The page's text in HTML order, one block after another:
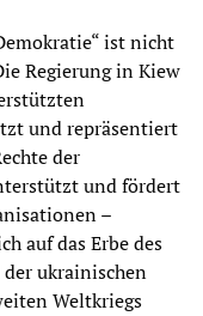
ist nicht
Regierung in Kiew
und repräsentiert
der
und fördert
–
auf das Erbe des
der ukrainischen
Weltkriegs